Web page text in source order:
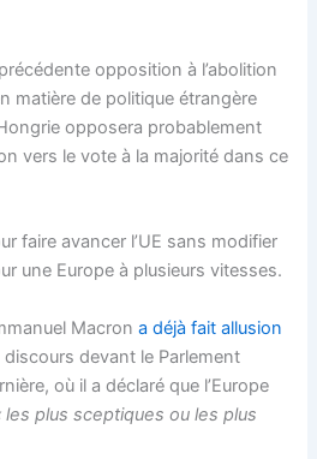
opposition à l’abolition
matière de politique étrangère
opposera probablement
vers le vote à la majorité dans ce
faire avancer l’UE sans modifier
une Europe à plusieurs vitesses.
Macrona déjà fait allusion
devant le Parlement
où il a déclaré que l’Europe
les plus sceptiques ou les plus